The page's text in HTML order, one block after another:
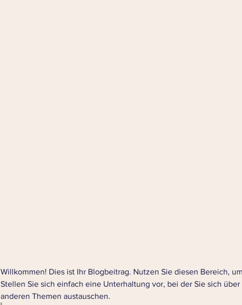
Willkommen! Dies ist Ihr Blogbeitrag. Nutzen Sie diesen Bereich,
Stellen Sie sich einfach eine Unterhaltung vor, bei der Sie sich
anderen Themen austauschen.